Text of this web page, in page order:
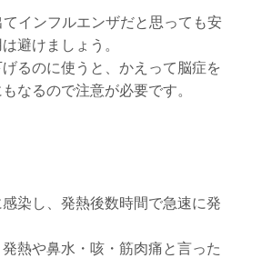
インフルエンザだと思っても安
避けましょう。
るのに使うと、かえって脳症を
なるので注意が必要です。
染し、発熱後数時間で急速に発
熱や鼻水・咳・筋肉痛と言った